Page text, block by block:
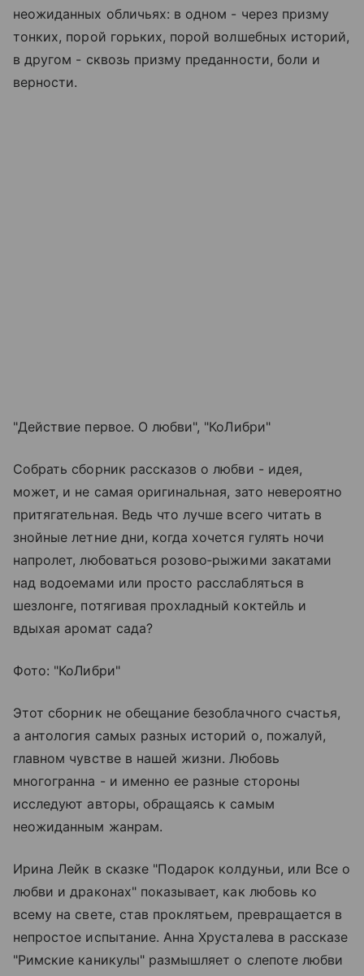
неожиданных обличьях: в одном - через призму
тонких, порой горьких, порой волшебных историй,
в другом - сквозь призму преданности, боли и
верности.
"Действие первое. О любви", "КоЛибри"
Собрать сборник рассказов о любви - идея,
может, и не самая оригинальная, зато невероятно
притягательная. Ведь что лучше всего читать в
знойные летние дни, когда хочется гулять ночи
напролет, любоваться розово‑рыжими закатами
над водоемами или просто расслабляться в
шезлонге, потягивая прохладный коктейль и
вдыхая аромат сада?
Фото: "КоЛибри"
Этот сборник не обещание безоблачного счастья,
а антология самых разных историй о, пожалуй,
главном чувстве в нашей жизни. Любовь
многогранна - и именно ее разные стороны
исследуют авторы, обращаясь к самым
неожиданным жанрам.
Ирина Лейк в сказке "Подарок колдуньи, или Все о
любви и драконах" показывает, как любовь ко
всему на свете, став проклятьем, превращается в
непростое испытание. Анна Хрусталева в рассказе
"Римские каникулы" размышляет о слепоте любви